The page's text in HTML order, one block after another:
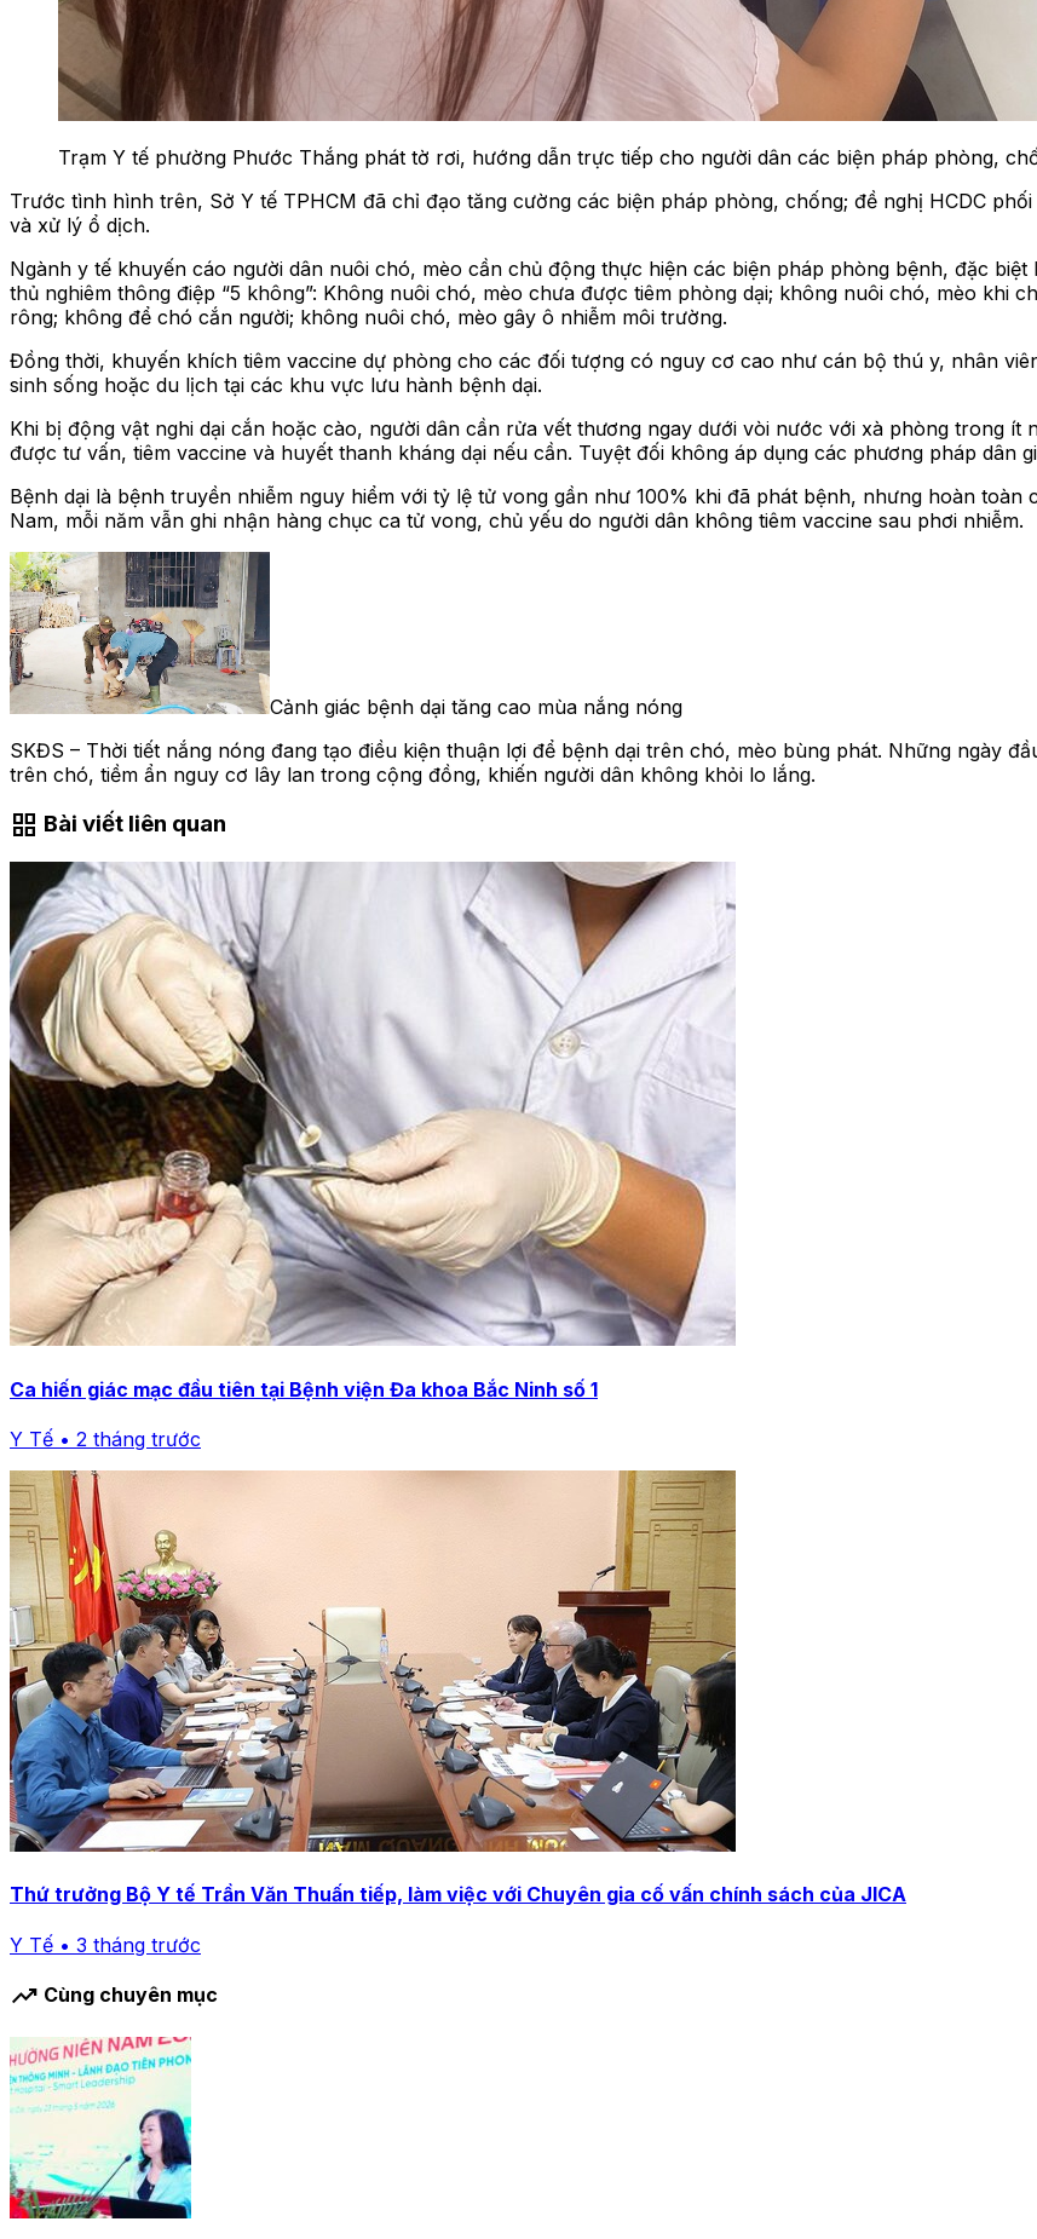
Trạm Y tế phường Phước Thắng phát tờ rơi, hướng dẫn trực tiếp cho người dân các biện pháp phòng,
Trước tình hình trên, Sở Y tế TPHCM đã chỉ đạo tăng cường các biện pháp phòng, chống; đề nghị HCDC
và xử lý ổ dịch.
Ngành y tế khuyến cáo người dân nuôi chó, mèo cần chủ động thực hiện các biện pháp phòng bệnh, đặc
thủ nghiêm thông điệp “5 không”: Không nuôi chó, mèo chưa được tiêm phòng dại; không nuôi chó, mèo khi
rông; không để chó cắn người; không nuôi chó, mèo gây ô nhiễm môi trường.
Đồng thời, khuyến khích tiêm vaccine dự phòng cho các đối tượng có nguy cơ cao như cán bộ thú y, nhân
sinh sống hoặc du lịch tại các khu vực lưu hành bệnh dại.
Khi bị động vật nghi dại cắn hoặc cào, người dân cần rửa vết thương ngay dưới vòi nước với xà phòng trong
được tư vấn, tiêm vaccine và huyết thanh kháng dại nếu cần. Tuyệt đối không áp dụng các phương pháp dân
Bệnh dại là bệnh truyền nhiễm nguy hiểm với tỷ lệ tử vong gần như 100% khi đã phát bệnh, nhưng hoàn
Nam, mỗi năm vẫn ghi nhận hàng chục ca tử vong, chủ yếu do người dân không tiêm vaccine sau phơi nhiễm.
Cảnh giác bệnh dại tăng cao mùa nắng nóng
SKĐS – Thời tiết nắng nóng đang tạo điều kiện thuận lợi để bệnh dại trên chó, mèo bùng phát. Những ngày
trên chó, tiềm ẩn nguy cơ lây lan trong cộng đồng, khiến người dân không khỏi lo lắng.
grid_view Bài viết liên quan
Ca hiến giác mạc đầu tiên tại Bệnh viện Đa khoa Bắc Ninh số 1
Y Tế • 2 tháng trước
Thứ trưởng Bộ Y tế Trần Văn Thuấn tiếp, làm việc với Chuyên gia cố vấn chính sách của JICA
Y Tế • 3 tháng trước
trending_up Cùng chuyên mục